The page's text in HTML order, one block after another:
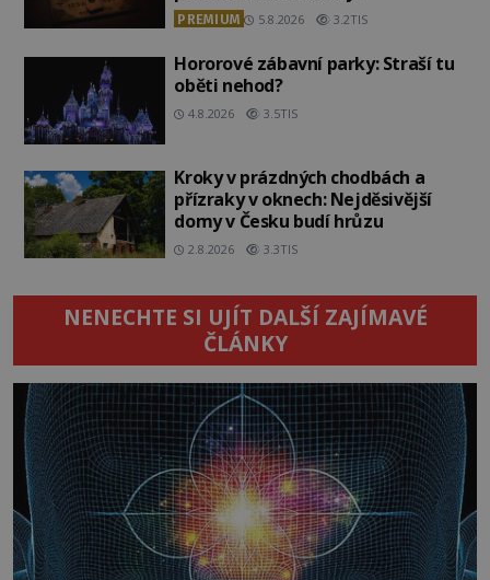
PREMIUM 5.8.2026 3.2TIS
Hororové zábavní parky: Straší tu
oběti nehod?
4.8.2026 3.5TIS
Kroky v prázdných chodbách a
přízraky v oknech: Nejděsivější
domy v Česku budí hrůzu
2.8.2026 3.3TIS
NENECHTE SI UJÍT DALŠÍ ZAJÍMAVÉ
ČLÁNKY